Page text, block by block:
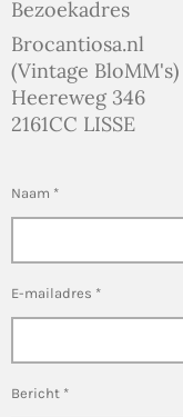
Bezoekadres
Brocantiosa.nl
(Vintage BloMM's)
Heereweg 346
2161CC LISSE
Naam *
E-mailadres *
Bericht *